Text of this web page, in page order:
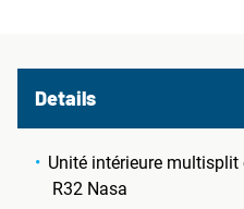
Details
Unité intérieure multisplit
R32 Nasa